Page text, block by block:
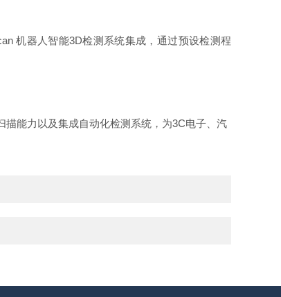
机器人智能3D检测系统集成，通过预设检测程
能力以及集成自动化检测系统，为3C电子、汽